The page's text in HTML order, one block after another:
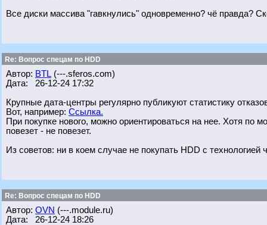
Все диски массива "гавкнулись" одновременно? чё правда?
Re: Вопрос спецам по HDD
Автор: BTL (---.sferos.com)
Дата: 26-12-24 17:32
Крупные дата-центры регулярно публикуют статистику
Вот, например: Ссылка.
При покупке нового, можно ориентироваться на нее. Хотя по
повезет - не повезет.
Из советов: ни в коем случае не покупать HDD с
Re: Вопрос спецам по HDD
Автор: OVN (---.module.ru)
Дата: 26-12-24 18:26